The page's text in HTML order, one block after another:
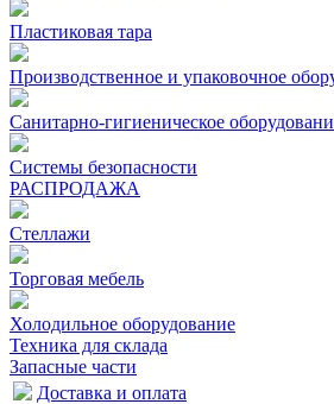
Пластиковая тара
Производственное и упаковочное
Санитарно-гигиеническое
Системы безопасности
РАСПРОДАЖА
Стеллажи
Торговая мебель
Холодильное оборудование
Техника для склада
Запасные части
Доставка и оплата